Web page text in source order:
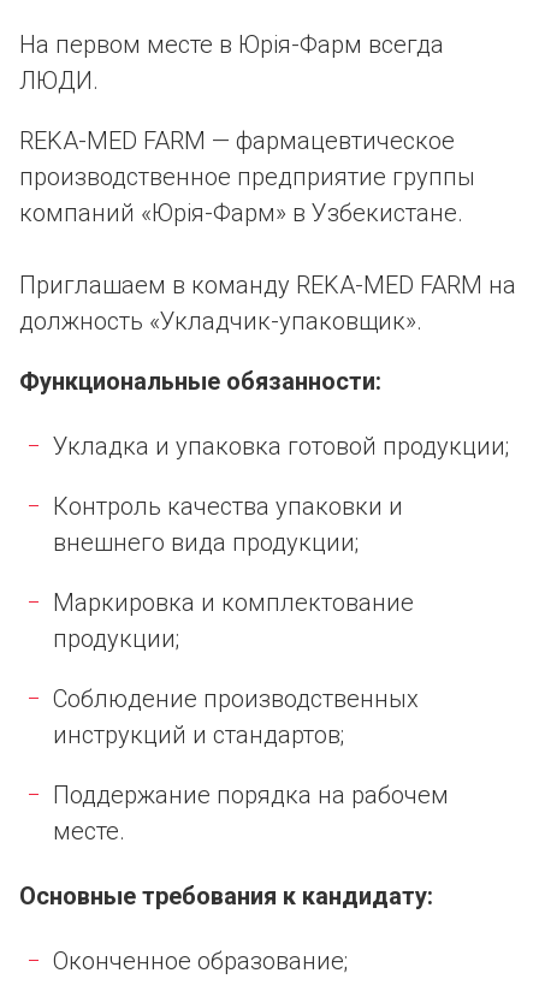
На первом месте в Юрія-Фарм всегда
ЛЮДИ.
REKA-MED FARM — фармацевтическое
производственное предприятие группы
компаний «Юрія-Фарм» в Узбекистане.
Приглашаем в команду REKA-MED FARM на
должность «Укладчик-упаковщик».
Функциональные обязанности:
Укладка и упаковка готовой продукции;
Контроль качества упаковки и
внешнего вида продукции;
Маркировка и комплектование
продукции;
Соблюдение производственных
инструкций и стандартов;
Поддержание порядка на рабочем
месте.
Основные требования к кандидату:
Оконченное образование;